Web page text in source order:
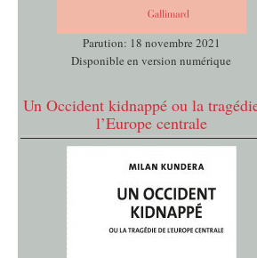
Parution: 18 novembre 2021
Disponible en version numérique
Un Occident kidnappé ou la
l’Europe centrale